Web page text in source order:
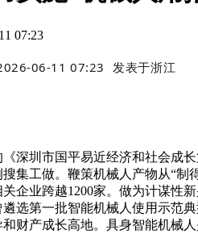
07:23
06-11 07:23 发表于浙江
圳市国平易近经济和社会成长
集工做。鞭策机械人产物从“制
企业跨越1200家。做为计谋性
选第一批智能机械人使用示范
财产成长高地。具身智能机械